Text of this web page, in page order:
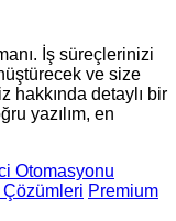
İş süreçlerinizi
ve size
hakkında detaylı bir
yazılım, en
Otomasyonu
Çözümleri Premium